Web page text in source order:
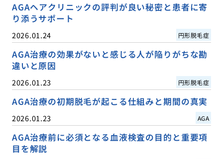
AGAヘアクリニックの評判が良い秘密と患者に寄
り添うサポート
2026.01.24 円形脱毛症
AGA治療の効果がないと感じる人が陥りがちな勘
違いと原因
2026.01.23 円形脱毛症
AGA治療の初期脱毛が起こる仕組みと期間の真実
2026.01.23 AGA
AGA治療前に必須となる血液検査の目的と重要項
目を解説